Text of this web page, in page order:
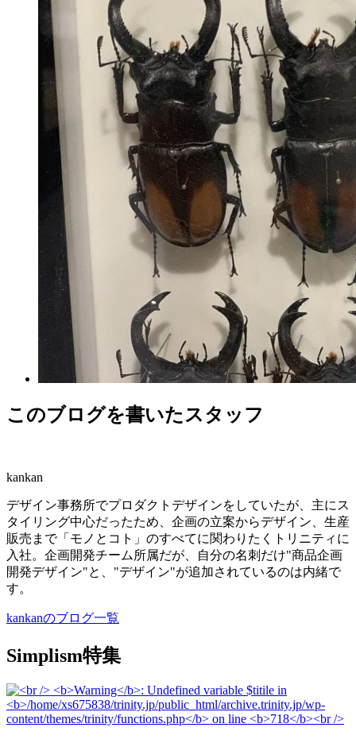
このブログを書いたスタッフ
kankan
デザイン事務所でプロダクトデザインをしていたが、主にス
タイリング中心だったため、企画の立案からデザイン、生産
販売まで「モノとコト」のすべてに関わりたくトリニティに
入社。企画開発チーム所属だが、自分の名刺だけ"商品企画
開発デザイン"と、"デザイン"が追加されているのは内緒で
す。
kankanのブログ一覧
Simplism特集